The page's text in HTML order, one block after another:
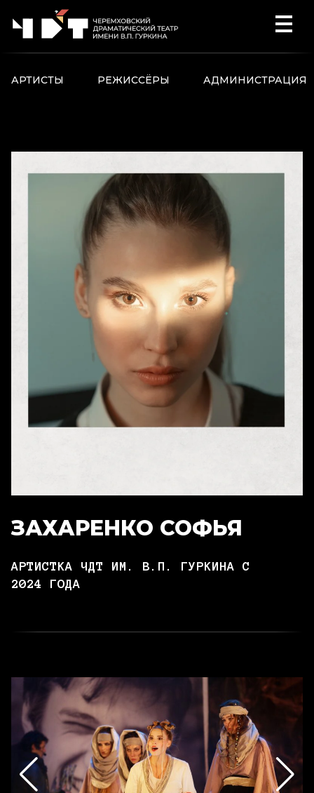
Перейти к содержимому
АРТИСТЫ РЕЖИССЁРЫ АДМИНИСТРАЦИЯ
ЗАХАРЕНКО СОФЬЯ
АРТИСТКА ЧДТ ИМ. В.П. ГУРКИНА С
2024 ГОДА